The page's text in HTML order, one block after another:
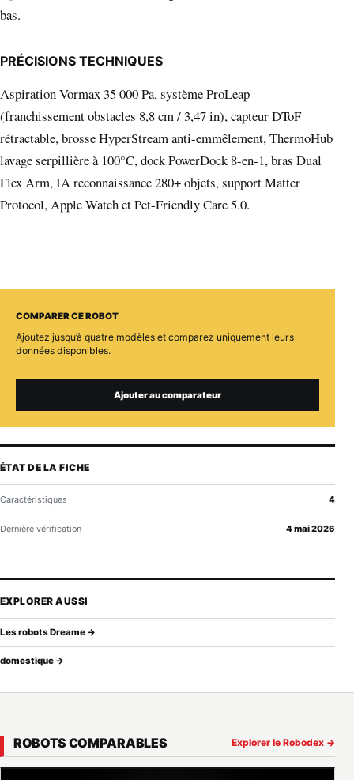
bas.
PRÉCISIONS TECHNIQUES
Aspiration Vormax 35 000 Pa, système ProLeap
(franchissement obstacles 8,8 cm / 3,47 in), capteur DToF
rétractable, brosse HyperStream anti-emmêlement, ThermoHub
lavage serpillière à 100°C, dock PowerDock 8-en-1, bras Dual
Flex Arm, IA reconnaissance 280+ objets, support Matter
Protocol, Apple Watch et Pet-Friendly Care 5.0.
COMPARER CE ROBOT
Ajoutez jusqu’à quatre modèles et comparez uniquement leurs
données disponibles.
Ajouter au comparateur
ÉTAT DE LA FICHE
Caractéristiques 4
Dernière vérification 4 mai 2026
EXPLORER AUSSI
Les robots Dreame →
domestique →
ROBOTS COMPARABLES Explorer le Robodex →